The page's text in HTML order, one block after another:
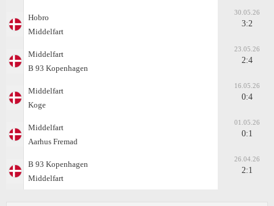
Hobro
Middelfart
30.05.26
3:2
Middelfart
B 93 Kopenhagen
23.05.26
2:4
Middelfart
Koge
16.05.26
0:4
Middelfart
Aarhus Fremad
01.05.26
0:1
B 93 Kopenhagen
Middelfart
26.04.26
2:1